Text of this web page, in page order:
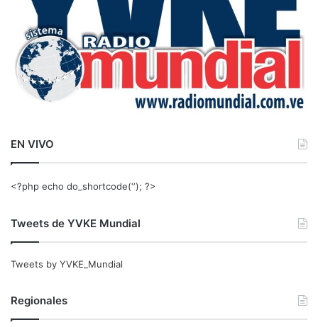
EN VIVO
<?php echo do_shortcode(‘‘); ?>
Tweets de YVKE Mundial
Tweets by YVKE_Mundial
Regionales